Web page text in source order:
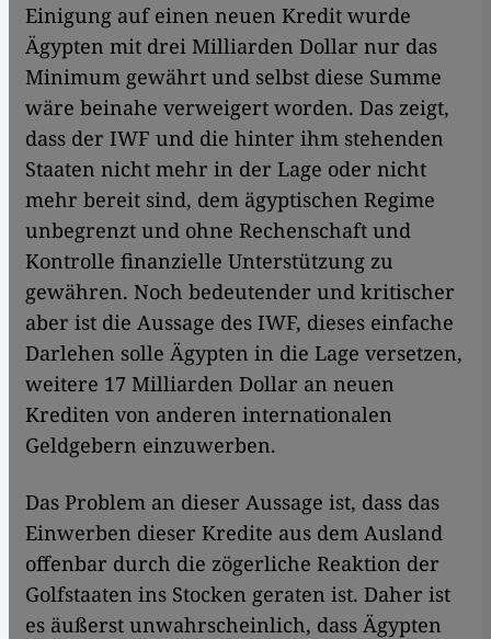
Einigung auf einen neuen Kredit wurde
Ägypten mit drei Milliarden Dollar nur das
Minimum gewährt und selbst diese Summe
wäre beinahe verweigert worden. Das zeigt,
dass der IWF und die hinter ihm stehenden
Staaten nicht mehr in der Lage oder nicht
mehr bereit sind, dem ägyptischen Regime
unbegrenzt und ohne Rechenschaft und
Kontrolle finanzielle Unterstützung zu
gewähren. Noch bedeutender und kritischer
aber ist die Aussage des IWF, dieses einfache
Darlehen solle Ägypten in die Lage versetzen,
weitere 17 Milliarden Dollar an neuen
Krediten von anderen internationalen
Geldgebern einzuwerben.
Das Problem an dieser Aussage ist, dass das
Einwerben dieser Kredite aus dem Ausland
offenbar durch die zögerliche Reaktion der
Golfstaaten ins Stocken geraten ist. Daher ist
es äußerst unwahrscheinlich, dass Ägypten